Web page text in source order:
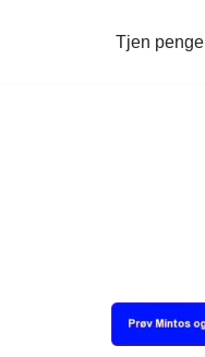
Tjen penge